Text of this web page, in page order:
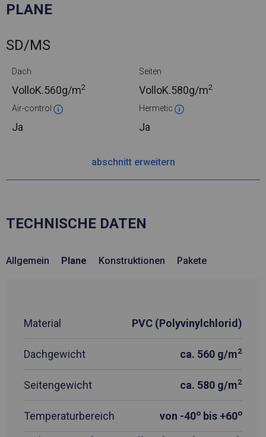
PLANE
SD/MS
Dach
VolloK.560g/m2
Seiten
VolloK.580g/m2
Air-control
Ja
Hermetic
Ja
abschnitt erweitern
TECHNISCHE DATEN
Allgemein Plane Konstruktionen Pakete
Material PVC (Polyvinylchlorid)
Dachgewicht ca. 560 g/m2
Seitengewicht ca. 580 g/m2
Temperaturbereich von -40o bis +60o